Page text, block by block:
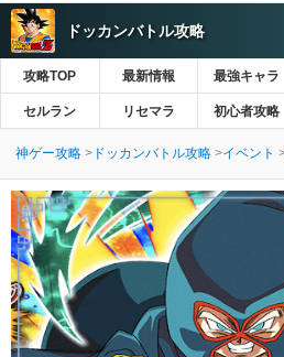
ドッカンバトル攻略
攻略TOP 最新情報 最強キャラ
セルラン リセマラ 初心者攻略
神ゲー攻略 ドッカンバトル攻略 イベント